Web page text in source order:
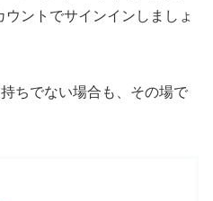
ントでサインインしましょ
ちでない場合も、その場で